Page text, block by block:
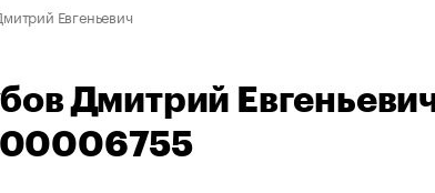
Евгеньевич
Дмитрий